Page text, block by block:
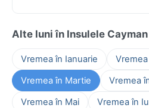
Alte luni în Insulele Cayman
Vremea în Ianuarie
Vremea în Martie
Vremea
Vremea în Mai
Vremea în